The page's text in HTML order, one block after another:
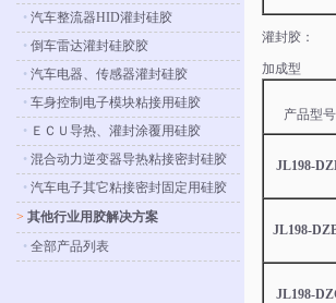
• 汽车整流器HID灌封硅胶
• 倒车雷达灌封硅胶胶
• 汽车电器、传感器灌封硅胶
• 车身控制电子模块粘接用硅胶
• ＥＣＵ导热、灌封涂覆用硅胶
• 混合动力逆变器导热粘接密封硅胶
• 汽车电子其它粘接密封固定用硅胶
> 其他行业用胶解决方案
• 全部产品列表
灌封胶：
加成型
产品型号
JL198-
JL198-
JL198-